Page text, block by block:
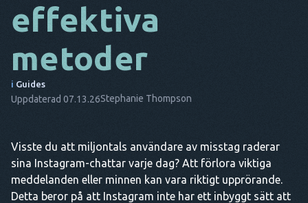
effektiva
metoder
i Guides
Uppdaterad 07.13.26Stephanie Thompson
Visste du att miljontals användare av misstag raderar
sina Instagram-chattar varje dag? Att förlora viktiga
meddelanden eller minnen kan vara riktigt upprörande.
Detta beror på att Instagram inte har ett inbyggt sätt att